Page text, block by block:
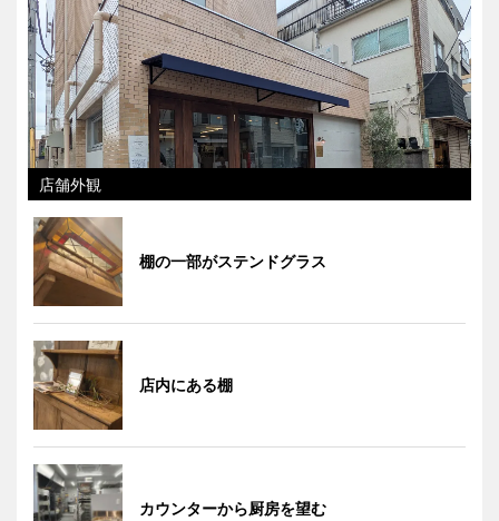
店舗外観
棚の一部がステンドグラス
店内にある棚
カウンターから厨房を望む